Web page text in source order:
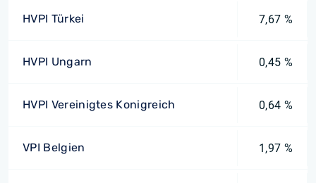
HVPI Türkei 7,67 %
HVPI Ungarn 0,45 %
HVPI Vereinigtes Konigreich 0,64 %
VPI Belgien 1,97 %